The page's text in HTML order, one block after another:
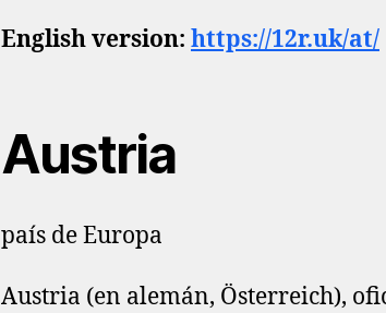
English version: https://12r.uk/at/
Austria
país de Europa
Austria (en alemán, Österreich),